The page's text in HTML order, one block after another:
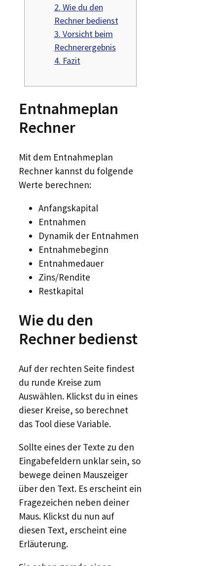
2. Wie du den
Rechner bedienst
3. Vorsicht beim
Rechnerergebnis
4. Fazit
Entnahmeplan
Rechner
Mit dem Entnahmeplan
Rechner kannst du folgende
Werte berechnen:
Anfangskapital
Entnahmen
Dynamik der Entnahmen
Entnahmebeginn
Entnahmedauer
Zins/Rendite
Restkapital
Wie du den
Rechner bedienst
Auf der rechten Seite findest
du runde Kreise zum
Auswählen. Klickst du in eines
dieser Kreise, so berechnet
das Tool diese Variable.
Sollte eines der Texte zu den
Eingabefeldern unklar sein, so
bewege deinen Mauszeiger
über den Text. Es erscheint ein
Fragezeichen neben deiner
Maus. Klickst du nun auf
diesen Text, erscheint eine
Erläuterung.